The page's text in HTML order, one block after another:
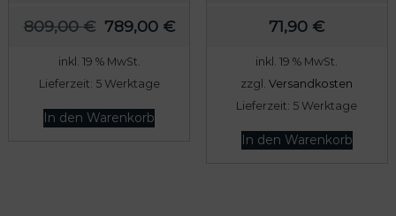
809,00€ U
s
p
r
789,00 €A
inkl. 19 % MwSt.
Lieferzeit: 5 Werktage
In den Warenkorb
71,90 €
inkl. 19 % MwSt.
zzgl.Versandkosten
Lieferzeit: 5 Werktage
In den Warenkorb